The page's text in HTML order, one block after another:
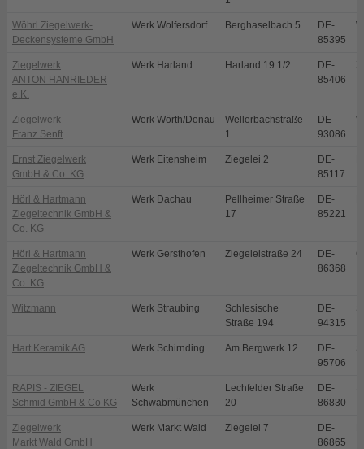
Wöhrl Ziegelwerk-
Deckensysteme GmbH
Werk Wolfersdorf Berghaselbach 5
DE-
85395
Ziegelwerk
ANTON HANRIEDER
e.K.
Werk Harland Harland 19 1/2
DE-
85406
Ziegelwerk
Franz Senft
Werk Wörth/Donau
Wellerbachstraße
1
DE-
93086
Ernst Ziegelwerk
GmbH & Co. KG
Werk Eitensheim Ziegelei 2
DE-
85117
Hörl & Hartmann
Ziegeltechnik GmbH &
Co. KG
Werk Dachau
Pellheimer Straße
17
DE-
85221
Hörl & Hartmann
Ziegeltechnik GmbH &
Co. KG
Werk Gersthofen Ziegeleistraße 24
DE-
86368
Witzmann Werk Straubing
Schlesische
Straße 194
DE-
94315
Hart Keramik AG Werk Schirnding Am Bergwerk 12
DE-
95706
RAPIS - ZIEGEL
Schmid GmbH & Co KG
Werk
Schwabmünchen
Lechfelder Straße
20
DE-
86830
Ziegelwerk
Markt Wald GmbH
Werk Markt Wald Ziegelei 7
DE-
86865